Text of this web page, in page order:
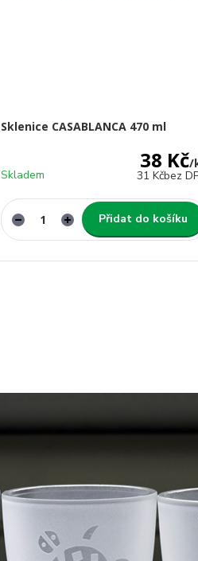
Sklenice CASABLANCA 470 ml
38 Kč/
31 Kčbez
Skladem
Přidat do košíku